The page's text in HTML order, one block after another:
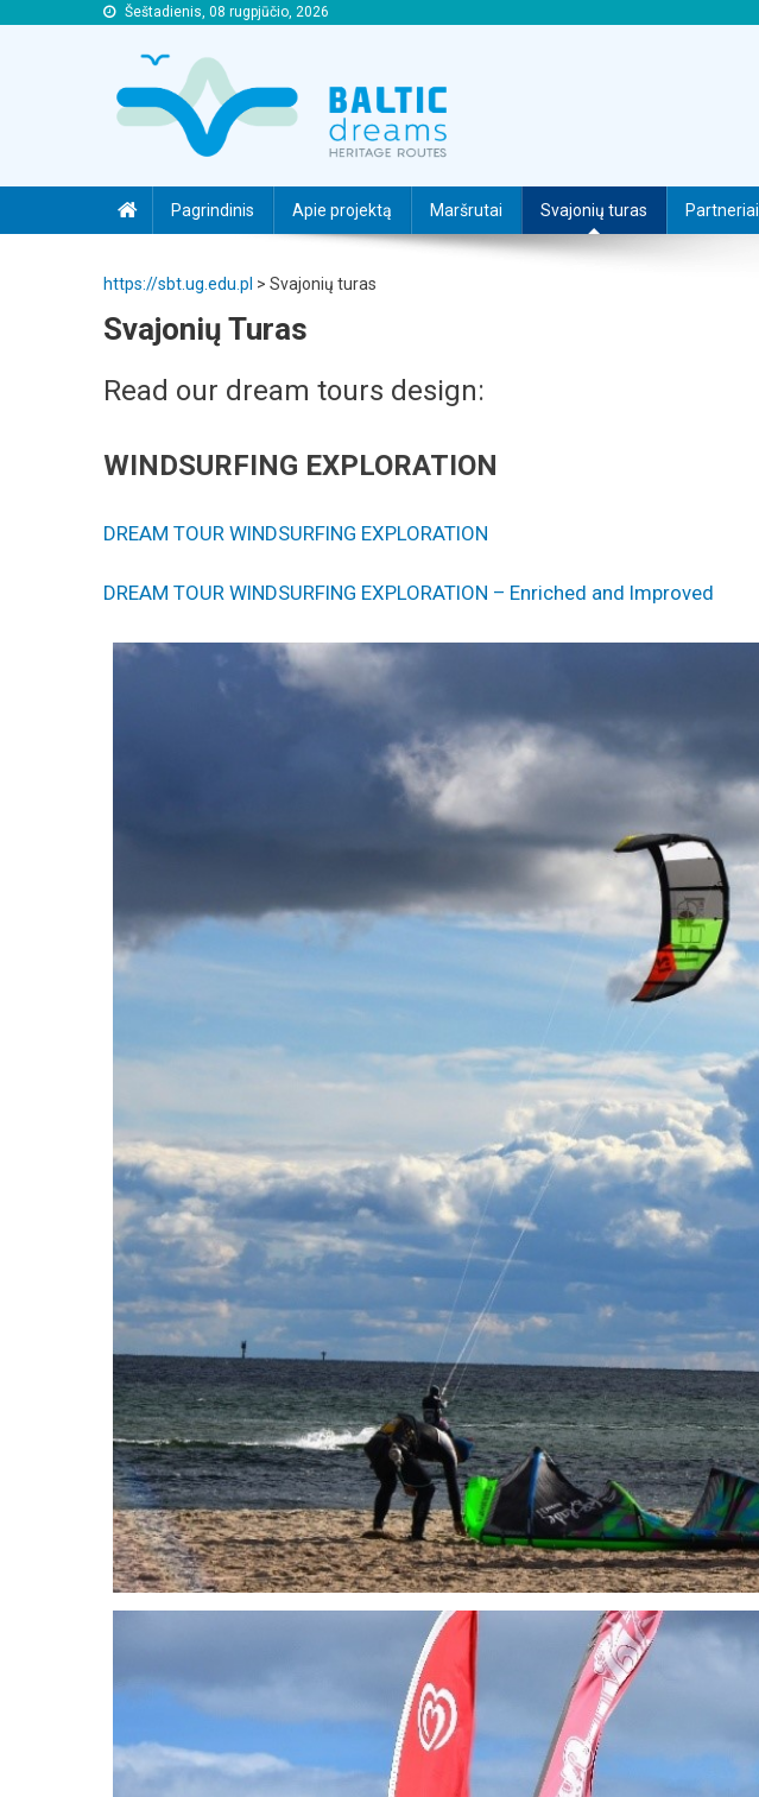
Šeštadienis, 08 rugpjūčio, 2026
https://sbt.ug.edu.pl
https://sbt.ug.edu.pl
Pagrindinis Apie projektą Maršrutai Svajonių turas Partneriai
https://sbt.ug.edu.pl > Svajonių turas
Svajonių Turas
Read our dream tours design:
WINDSURFING EXPLORATION
DREAM TOUR WINDSURFING EXPLORATION
DREAM TOUR WINDSURFING EXPLORATION – Enriched and Improved